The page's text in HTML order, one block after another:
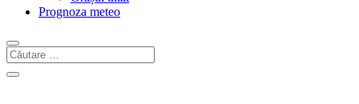
Prognoza meteo